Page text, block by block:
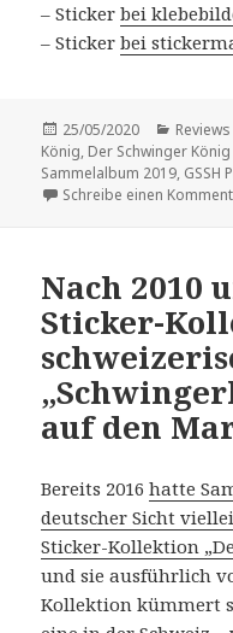
– Stickerbei
– Stickerbei
Veröffentlicht
am
25/05/2020 Reviews
König, Der Schwinger
Sammelalbum 2019, GSSH
Schreibe einen
Nach 2010
Sticker-
auf den
Bereits 2016hatte
deutscher Sicht
Sticker-Kollektion
und sie ausführlich
Kollektion kümmert